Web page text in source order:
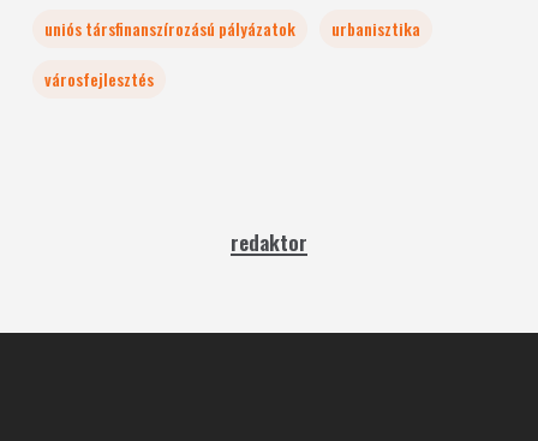
uniós társfinanszírozású pályázatok
urbanisztika
városfejlesztés
redaktor